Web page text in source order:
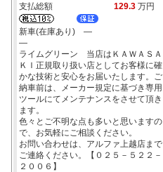
支払総額
129.3 万円
新車(在庫あり) ―
―
ライムグリーン 当店はＫＡＷＡＳＡ
ＫＩ正規取り扱い店としてお客様に確
かな技術と安心をお届いたします。ご
納車前は、メーカー規定に基づき専用
ツールにてメンテナンスをさせて頂き
ます。
色々とご不明な点も多いと思いますの
で、お気軽にご相談ください。
お問い合わせは、アルファ上越店まで
ご連絡ください。【０２５－５２２－
２００６】